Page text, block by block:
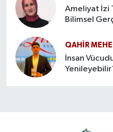
Ameliyat İzi
Bilimsel
QAHIR
İnsan